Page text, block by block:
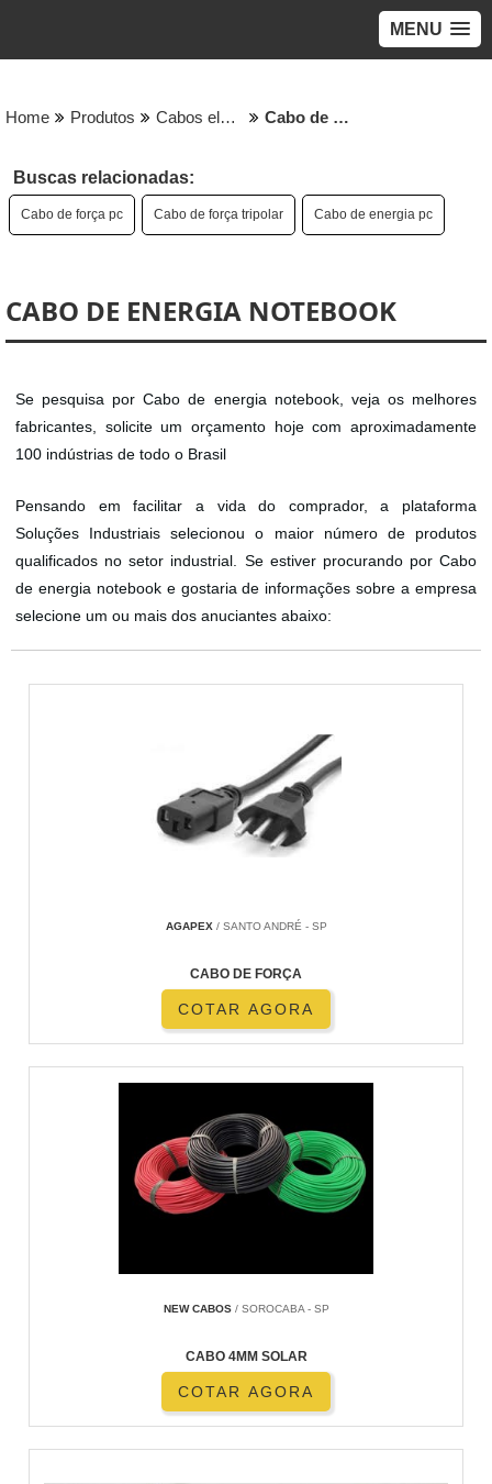
MENU
Home Produtos Cabos eletricos - Categoria Cabo de energia notebook
Buscas relacionadas:
Cabo de força pc Cabo de força tripolar Cabo de energia pc
CABO DE ENERGIA NOTEBOOK
Se pesquisa por Cabo de energia notebook, veja os melhores
fabricantes, solicite um orçamento hoje com aproximadamente
100 indústrias de todo o Brasil
Pensando em facilitar a vida do comprador, a plataforma
Soluções Industriais selecionou o maior número de produtos
qualificados no setor industrial. Se estiver procurando por Cabo
de energia notebook e gostaria de informações sobre a empresa
selecione um ou mais dos anuciantes abaixo:
AGAPEX/ SANTO ANDRÉ - SP
CABO DE FORÇA
COTAR AGORA
NEW CABOS/ SOROCABA - SP
CABO 4MM SOLAR
COTAR AGORA